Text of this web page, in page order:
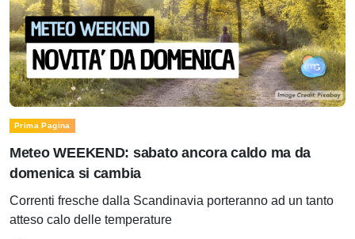
Prima Pagina
Meteo WEEKEND: sabato ancora caldo ma da
domenica si cambia
Correnti fresche dalla Scandinavia porteranno ad un tanto
atteso calo delle temperature